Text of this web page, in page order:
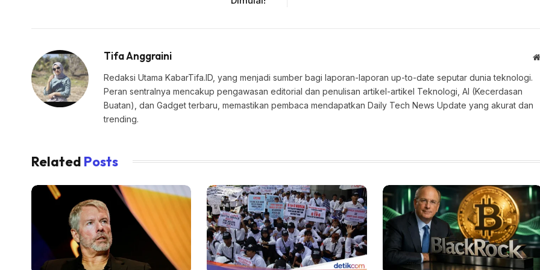
Tifa Anggraini
Redaksi Utama KabarTifa.ID, yang menjadi sumber bagi laporan-laporan up-to-date seputar dunia teknologi.
Peran sentralnya mencakup pengawasan editorial dan penulisan artikel-artikel Teknologi, AI (Kecerdasan
Buatan), dan Gadget terbaru, memastikan pembaca mendapatkan Daily Tech News Update yang akurat dan
trending.
Related Posts